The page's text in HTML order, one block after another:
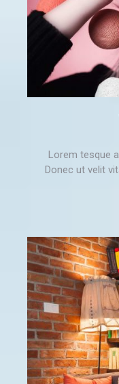
Lorem tesque
Donec ut velit